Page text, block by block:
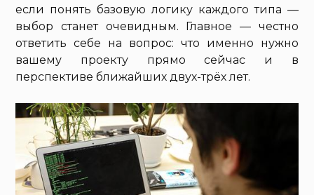
если понять базовую логику каждого типа —
выбор станет очевидным. Главное — честно
ответить себе на вопрос: что именно нужно
вашему проекту прямо сейчас и в
перспективе ближайших двух-трёх лет.